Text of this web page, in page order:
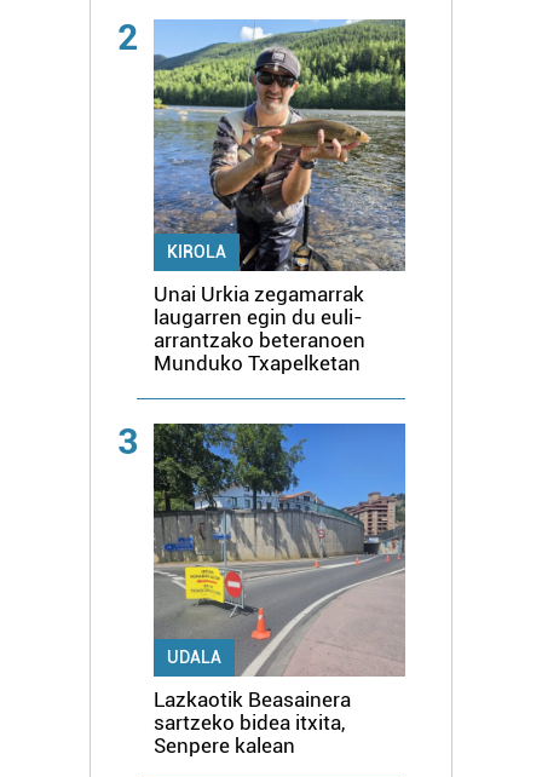
2
KIROLA
Unai Urkia zegamarrak
laugarren egin du euli-
arrantzako beteranoen
Munduko Txapelketan
3
UDALA
Lazkaotik Beasainera
sartzeko bidea itxita,
Senpere kalean